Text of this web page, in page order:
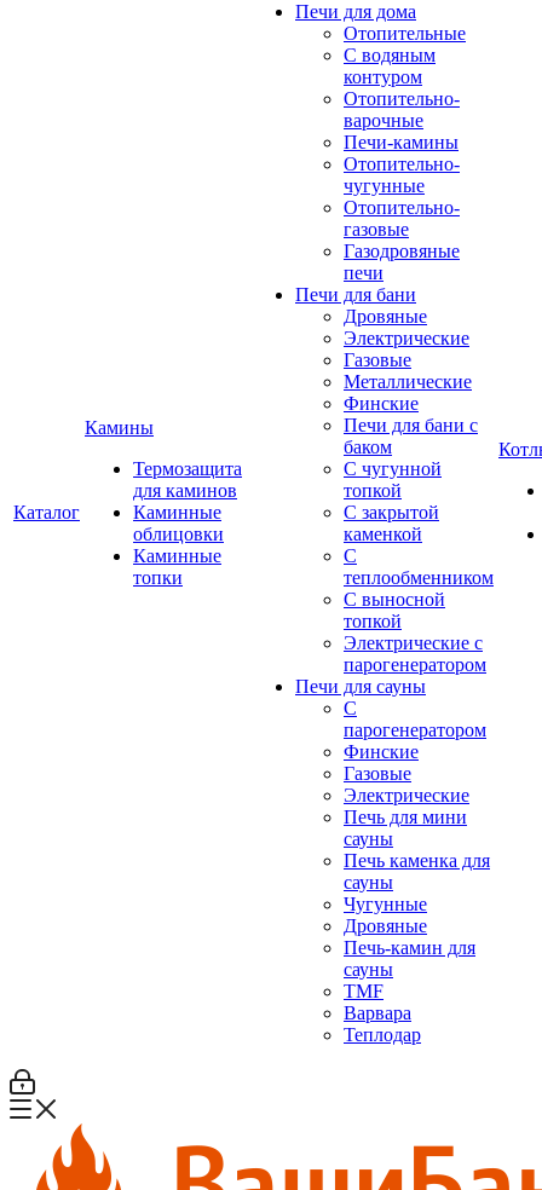
Каталог
Камины
Термозащита
для каминов
Каминные
облицовки
Каминные
топки
Печи для дома
Отопительные
C водяным
контуром
Отопительно-
варочные
Печи-камины
Отопительно-
чугунные
Отопительно-
газовые
Газодровяные
печи
Печи для бани
Дровяные
Электрические
Газовые
Металлические
Финские
Печи для бани с
баком
С чугунной
топкой
С закрытой
каменкой
С
теплообменником
С выносной
топкой
Электрические с
парогенератором
Печи для сауны
С
парогенератором
Финские
Газовые
Электрические
Печь для мини
сауны
Печь каменка для
сауны
Чугунные
Дровяные
Печь-камин для
сауны
TMF
Варвара
Теплодар